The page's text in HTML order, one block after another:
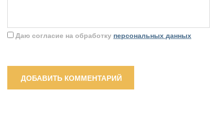
Даю согласие на обработку персональных данных
ДОБАВИТЬ КОММЕНТАРИЙ